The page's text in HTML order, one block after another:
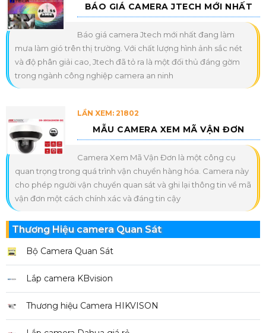
BÁO GIÁ CAMERA JTECH MỚI NHẤT
Báo giá camera Jtech mới nhất đang làm
mưa làm gió trên thị trường. Với chất lượng hình ảnh sắc nét
và độ phân giải cao, Jtech đã tỏ ra là một đối thủ đáng gờm
trong ngành công nghiệp camera an ninh
LẦN XEM: 21802
MẪU CAMERA XEM MÃ VẬN ĐƠN
Camera Xem Mã Vận Đơn là một công cụ
quan trọng trong quá trình vận chuyển hàng hóa. Camera này
cho phép người vận chuyển quan sát và ghi lại thông tin về mã
vận đơn một cách chính xác và đáng tin cậy
Thương Hiệu camera Quan Sát
Bộ Camera Quan Sát
Lắp camera KBvision
Thương hiệu Camera HIKVISON